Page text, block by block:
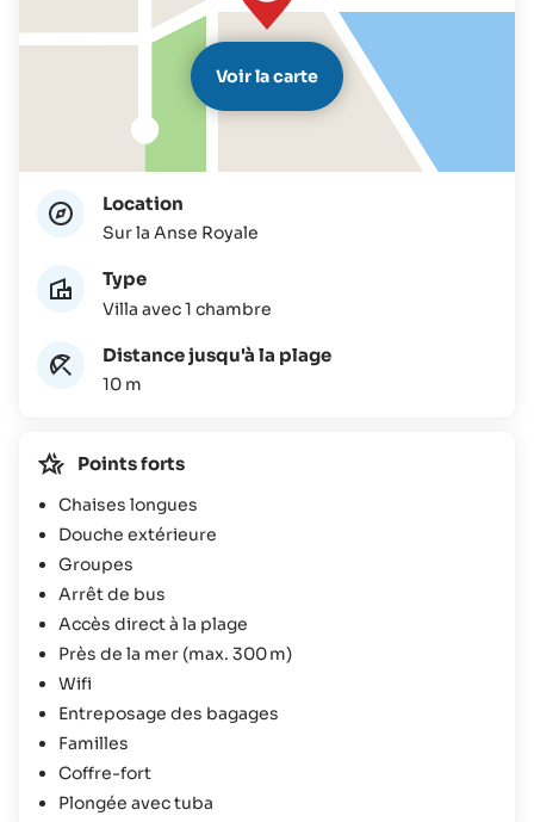
Voir la carte
Location
Sur la Anse Royale
Type
Villa avec 1 chambre
Distance jusqu'à la plage
10 m
Points forts
Chaises longues
Douche extérieure
Groupes
Arrêt de bus
Accès direct à la plage
Près de la mer (max. 300 m)
Wifi
Entreposage des bagages
Familles
Coffre-fort
Plongée avec tuba